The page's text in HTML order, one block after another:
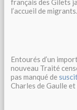
français des Gilets
l’accueil de migrants.
Entourés d’un
nouveau Traité
pas manqué de
Charles de Gaulle